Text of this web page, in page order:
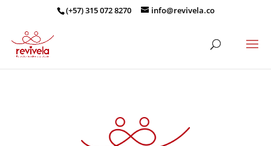
(+57) 315 072 8270 info@revivela.co